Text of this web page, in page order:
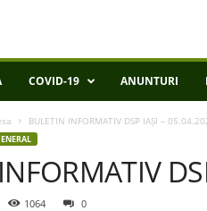
COVID-19 ANUNTURI
BULETIN INFORMATIV DSP IAȘI –
1064 0